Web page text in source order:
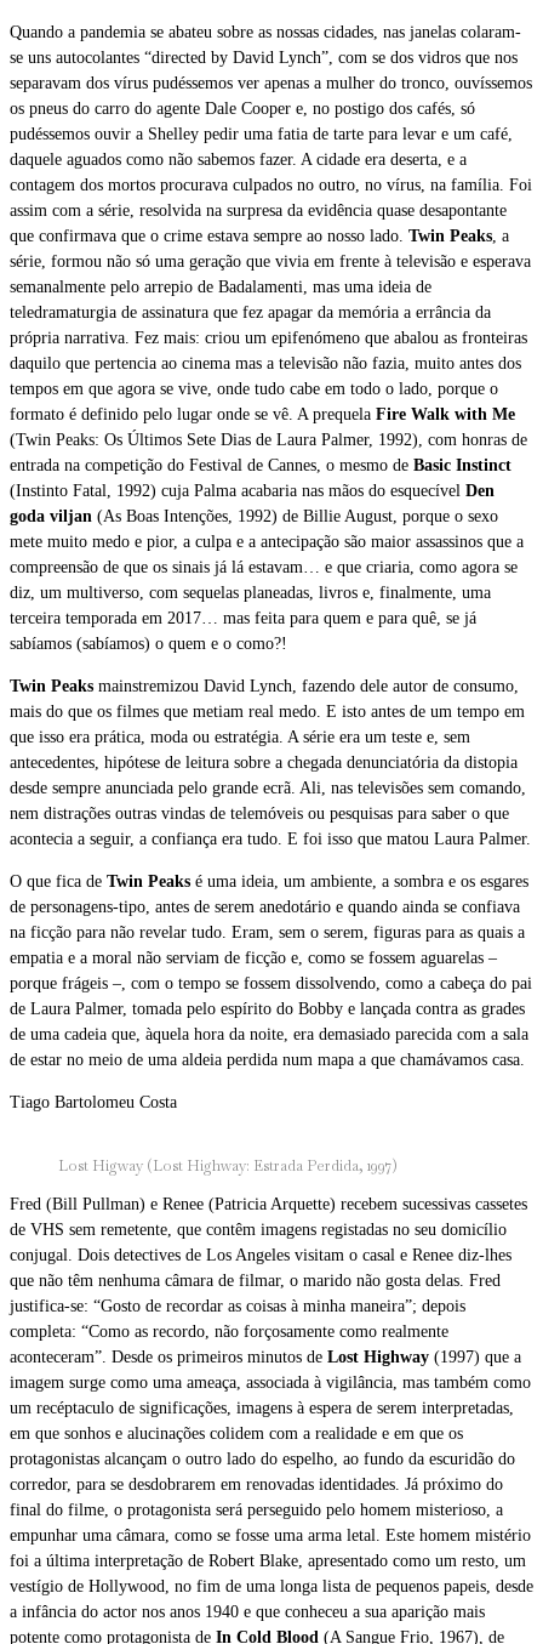
Quando a pandemia se abateu sobre as nossas cidades, nas janelas colaram-
se uns autocolantes “directed by David Lynch”, com se dos vidros que nos
separavam dos vírus pudéssemos ver apenas a mulher do tronco, ouvíssemos
os pneus do carro do agente Dale Cooper e, no postigo dos cafés, só
pudéssemos ouvir a Shelley pedir uma fatia de tarte para levar e um café,
daquele aguados como não sabemos fazer. A cidade era deserta, e a
contagem dos mortos procurava culpados no outro, no vírus, na família. Foi
assim com a série, resolvida na surpresa da evidência quase desapontante
que confirmava que o crime estava sempre ao nosso lado. Twin Peaks , a
série, formou não só uma geração que vivia em frente à televisão e esperava
semanalmente pelo arrepio de Badalamenti, mas uma ideia de
teledramaturgia de assinatura que fez apagar da memória a errância da
própria narrativa. Fez mais: criou um epifenómeno que abalou as fronteiras
daquilo que pertencia ao cinema mas a televisão não fazia, muito antes dos
tempos em que agora se vive, onde tudo cabe em todo o lado, porque o
formato é definido pelo lugar onde se vê. A prequela Fire Walk with Me
(Twin Peaks: Os Últimos Sete Dias de Laura Palmer, 1992), com honras de
entrada na competição do Festival de Cannes, o mesmo de Basic Instinct
(Instinto Fatal, 1992) cuja Palma acabaria nas mãos do esquecível Den
goda viljan (As Boas Intenções, 1992) de Billie August, porque o sexo
mete muito medo e pior, a culpa e a antecipação são maior assassinos que a
compreensão de que os sinais já lá estavam… e que criaria, como agora se
diz, um multiverso, com sequelas planeadas, livros e, finalmente, uma
terceira temporada em 2017… mas feita para quem e para quê, se já
sabíamos (sabíamos) o quem e o como?!
Twin Peaks mainstremizou David Lynch, fazendo dele autor de consumo,
mais do que os filmes que metiam real medo. E isto antes de um tempo em
que isso era prática, moda ou estratégia. A série era um teste e, sem
antecedentes, hipótese de leitura sobre a chegada denunciatória da distopia
desde sempre anunciada pelo grande ecrã. Ali, nas televisões sem comando,
nem distrações outras vindas de telemóveis ou pesquisas para saber o que
acontecia a seguir, a confiança era tudo. E foi isso que matou Laura Palmer.
O que fica de Twin Peaks é uma ideia, um ambiente, a sombra e os esgares
de personagens-tipo, antes de serem anedotário e quando ainda se confiava
na ficção para não revelar tudo. Eram, sem o serem, figuras para as quais a
empatia e a moral não serviam de ficção e, como se fossem aguarelas –
porque frágeis –, com o tempo se fossem dissolvendo, como a cabeça do pai
de Laura Palmer, tomada pelo espírito do Bobby e lançada contra as grades
de uma cadeia que, àquela hora da noite, era demasiado parecida com a sala
de estar no meio de uma aldeia perdida num mapa a que chamávamos casa.
Tiago Bartolomeu Costa
Lost Higway (Lost Highway: Estrada Perdida, 1997)
Fred (Bill Pullman) e Renee (Patricia Arquette) recebem sucessivas cassetes
de VHS sem remetente, que contêm imagens registadas no seu domicílio
conjugal. Dois detectives de Los Angeles visitam o casal e Renee diz-lhes
que não têm nenhuma câmara de filmar, o marido não gosta delas. Fred
justifica-se: “Gosto de recordar as coisas à minha maneira”; depois
completa: “Como as recordo, não forçosamente como realmente
aconteceram”. Desde os primeiros minutos de Lost Highway (1997) que a
imagem surge como uma ameaça, associada à vigilância, mas também como
um recéptaculo de significações, imagens à espera de serem interpretadas,
em que sonhos e alucinações colidem com a realidade e em que os
protagonistas alcançam o outro lado do espelho, ao fundo da escuridão do
corredor, para se desdobrarem em renovadas identidades. Já próximo do
final do filme, o protagonista será perseguido pelo homem misterioso, a
empunhar uma câmara, como se fosse uma arma letal. Este homem mistério
foi a última interpretação de Robert Blake, apresentado como um resto, um
vestígio de Hollywood, no fim de uma longa lista de pequenos papeis, desde
a infância do actor nos anos 1940 e que conheceu a sua aparição mais
potente como protagonista de In Cold Blood (A Sangue Frio, 1967), de